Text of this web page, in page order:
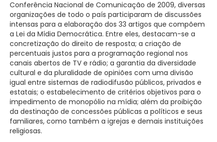
Conferência Nacional de Comunicação de 2009, diversas
organizações de todo o país participaram de discussões
intensas para a elaboração dos 33 artigos que compõem
a Lei da Mídia Democrática. Entre eles, destacam-se a
concretização do direito de resposta; a criação de
percentuais justos para a programação regional nos
canais abertos de TV e rádio; a garantia da diversidade
cultural e da pluralidade de opiniões com uma divisão
igual entre sistemas de radiodifusão públicos, privados e
estatais; o estabelecimento de critérios objetivos para o
impedimento de monopólio na mídia; além da proibição
da destinação de concessões públicas a políticos e seus
familiares, como também a igrejas e demais instituições
religiosas.